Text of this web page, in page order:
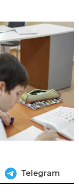
Telegram